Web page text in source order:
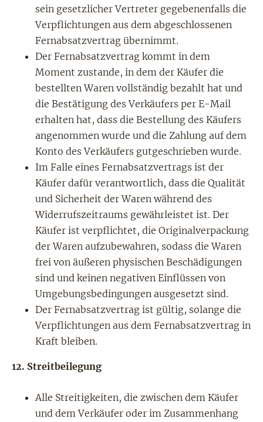
sein gesetzlicher Vertreter gegebenenfalls die
Verpflichtungen aus dem abgeschlossenen
Fernabsatzvertrag übernimmt.
Der Fernabsatzvertrag kommt in dem
Moment zustande, in dem der Käufer die
bestellten Waren vollständig bezahlt hat und
die Bestätigung des Verkäufers per E-Mail
erhalten hat, dass die Bestellung des Käufers
angenommen wurde und die Zahlung auf dem
Konto des Verkäufers gutgeschrieben wurde.
Im Falle eines Fernabsatzvertrags ist der
Käufer dafür verantwortlich, dass die Qualität
und Sicherheit der Waren während des
Widerrufszeitraums gewährleistet ist. Der
Käufer ist verpflichtet, die Originalverpackung
der Waren aufzubewahren, sodass die Waren
frei von äußeren physischen Beschädigungen
sind und keinen negativen Einflüssen von
Umgebungsbedingungen ausgesetzt sind.
Der Fernabsatzvertrag ist gültig, solange die
Verpflichtungen aus dem Fernabsatzvertrag in
Kraft bleiben.
12. Streitbeilegung
Alle Streitigkeiten, die zwischen dem Käufer
und dem Verkäufer oder im Zusammenhang